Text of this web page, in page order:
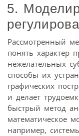
5.
Рассмотренный
понять характер
нежелательных
способы их
графических
и делает
быстрый метод
математическое
например,